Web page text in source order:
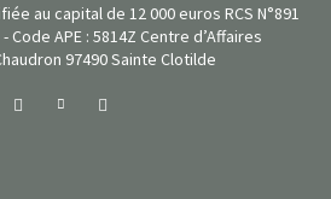
au capital de 12 000 euros RCS N°891
- Code APE : 5814Z Centre d’Affaires
97490 Sainte Clotilde